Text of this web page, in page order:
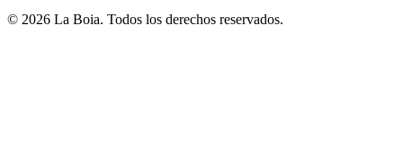
© 2026 La Boia. Todos los derechos reservados.